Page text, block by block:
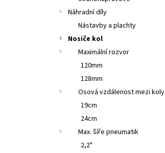
Náhradní díly
Nástavby a plachty
Nosiče kol
Maximální rozvor
120mm
128mm
Osová vzdálenost mezi koly
19cm
24cm
Max. šíře pneumatik
2,2"
66 500 Kč